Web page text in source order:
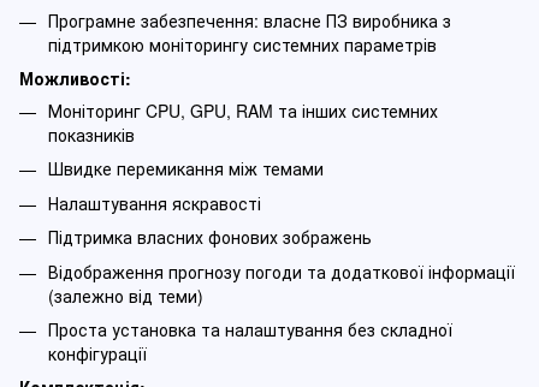
Програмне забезпечення: власне ПЗ виробника з
підтримкою моніторингу системних параметрів
Можливості:
Моніторинг CPU, GPU, RAM та інших системних
показників
Швидке перемикання між темами
Налаштування яскравості
Підтримка власних фонових зображень
Відображення прогнозу погоди та додаткової інформації
(залежно від теми)
Проста установка та налаштування без складної
конфігурації